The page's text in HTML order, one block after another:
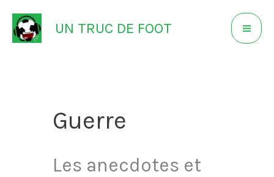
Aller
au
UN TRUC DE FOOT
Guerre
Les anecdotes et